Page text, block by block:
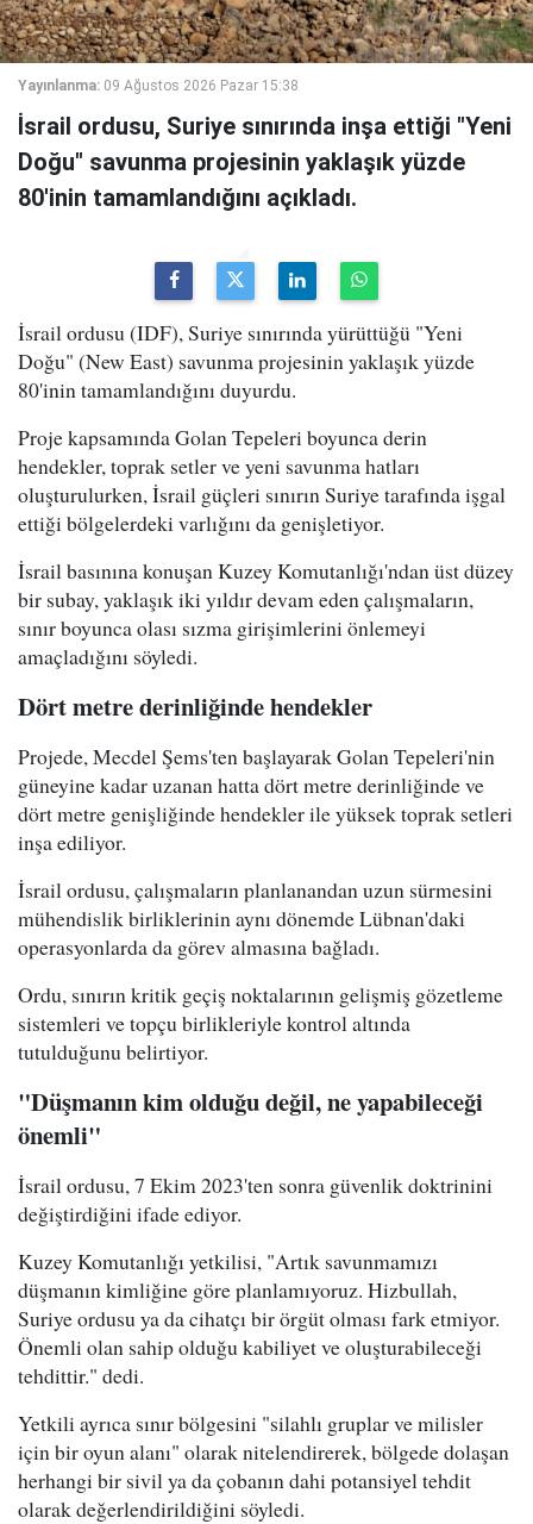
Yayınlanma: 09 Ağustos 2026 Pazar 15:38
İsrail ordusu, Suriye sınırında inşa ettiği "Yeni
Doğu" savunma projesinin yaklaşık yüzde
80'inin tamamlandığını açıkladı.
İsrail ordusu (IDF), Suriye sınırında yürüttüğü "Yeni
Doğu" (New East) savunma projesinin yaklaşık yüzde
80'inin tamamlandığını duyurdu.
Proje kapsamında Golan Tepeleri boyunca derin
hendekler, toprak setler ve yeni savunma hatları
oluşturulurken, İsrail güçleri sınırın Suriye tarafında işgal
ettiği bölgelerdeki varlığını da genişletiyor.
İsrail basınına konuşan Kuzey Komutanlığı'ndan üst düzey
bir subay, yaklaşık iki yıldır devam eden çalışmaların,
sınır boyunca olası sızma girişimlerini önlemeyi
amaçladığını söyledi.
Dört metre derinliğinde hendekler
Projede, Mecdel Şems'ten başlayarak Golan Tepeleri'nin
güneyine kadar uzanan hatta dört metre derinliğinde ve
dört metre genişliğinde hendekler ile yüksek toprak setleri
inşa ediliyor.
İsrail ordusu, çalışmaların planlanandan uzun sürmesini
mühendislik birliklerinin aynı dönemde Lübnan'daki
operasyonlarda da görev almasına bağladı.
Ordu, sınırın kritik geçiş noktalarının gelişmiş gözetleme
sistemleri ve topçu birlikleriyle kontrol altında
tutulduğunu belirtiyor.
"Düşmanın kim olduğu değil, ne yapabileceği
önemli"
İsrail ordusu, 7 Ekim 2023'ten sonra güvenlik doktrinini
değiştirdiğini ifade ediyor.
Kuzey Komutanlığı yetkilisi, "Artık savunmamızı
düşmanın kimliğine göre planlamıyoruz. Hizbullah,
Suriye ordusu ya da cihatçı bir örgüt olması fark etmiyor.
Önemli olan sahip olduğu kabiliyet ve oluşturabileceği
tehdittir." dedi.
Yetkili ayrıca sınır bölgesini "silahlı gruplar ve milisler
için bir oyun alanı" olarak nitelendirerek, bölgede dolaşan
herhangi bir sivil ya da çobanın dahi potansiyel tehdit
olarak değerlendirildiğini söyledi.